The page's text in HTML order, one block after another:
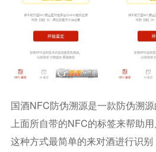
国酒NFC防伪溯源是一款防伪溯
上面所自带的NFC的标签来帮助
这种方式最简单的来对酒进行识